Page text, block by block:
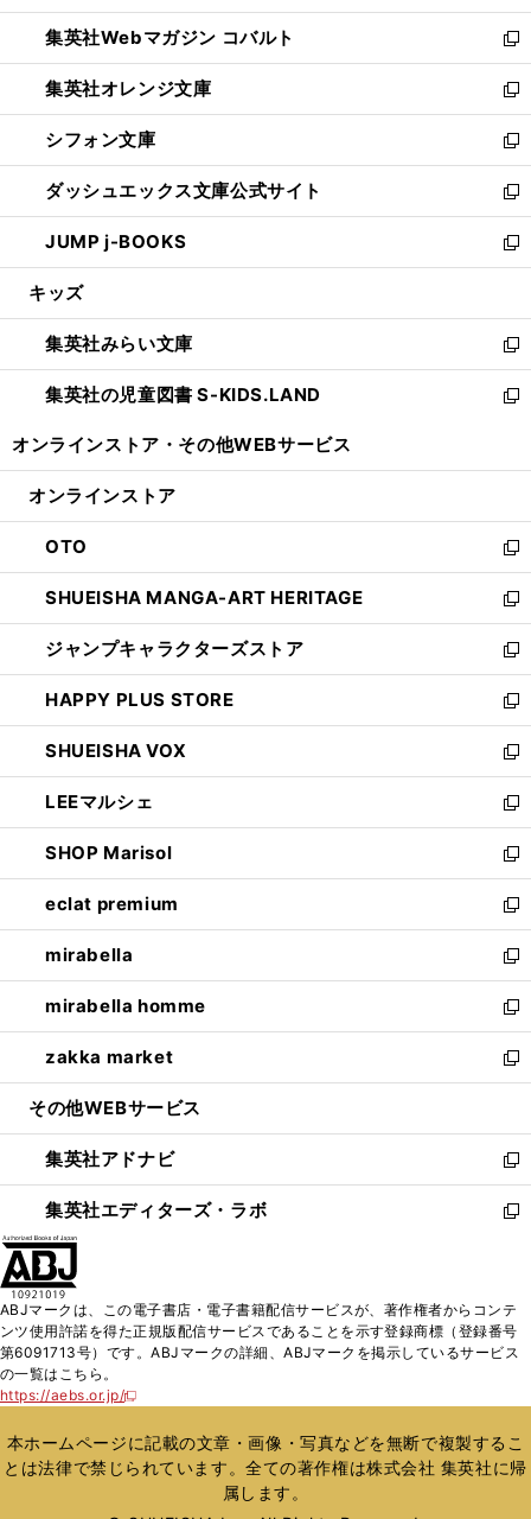
開
く
ウ
で
開
く
ン
ド
ウ
で
開
く
ウ
ィ
ン
ド
ウ
で
開
く
集英社Webマガジン コバルト
新
し
い
ウ
ィ
ン
ド
ウ
で
開
集英社オレンジ文庫
新
し
い
ウ
ィ
ン
ド
ウ
開
く
シフォン文庫
新
し
い
ウ
ィ
ン
ウ
で
開
く
ダッシュエックス文庫公式サイト
新
し
い
ウ
ン
ド
ウ
で
JUMP j-BOOKS
新
し
ウ
ィ
ン
ド
開
キッズ
集英社みらい文庫
新
し
い
ン
ウ
で
開
く
集英社の児童図書 S-KIDS.LAND
新
ウ
ン
ド
ウ
で
開
く
オンラインストア・ その他WEBサービス
オンラインストア
OTO
新
し
い
ウ
ィ
ン
ド
ウ
で
開
く
SHUEISHA MANGA-ART HERITAGE
新
し
い
ウ
ィ
ン
ド
ウ
で
開
く
ジャンプキャラクターズストア
新
し
い
ウ
ィ
ン
ド
ウ
で
開
く
HAPPY PLUS STORE
新
し
い
ウ
ィ
ン
ド
ウ
で
開
く
SHUEISHA VOX
新
し
い
ウ
ィ
ン
ド
ウ
で
開
く
LEEマルシェ
新
し
い
ウ
ィ
ン
ド
ウ
で
開
く
SHOP Marisol
新
し
い
ウ
ィ
ン
ド
ウ
で
開
eclat premium
新
し
い
ウ
ィ
ン
ド
ウ
開
く
mirabella
新
し
い
ウ
ィ
ン
ウ
で
開
く
mirabella homme
新
し
い
ウ
ン
ド
ウ
で
zakka market
新
し
ウ
ィ
ン
ド
く
その他WEBサービス
集英社アドナビ
新
し
い
ド
ウ
で
集英社エディターズ・ラボ
新
ィ
ン
ド
開
く
ABJマークは、この電子書店・電子書籍配信サービスが、著作権者からコンテ
ンツ使用許諾を得た正規版配信サービスであることを示す登録商標（登録番号
第6091713号）です。ABJマークの詳細、ABJマークを掲示しているサービス
の一覧はこちら。
https://aebs.or.jp/
新
い
ウ
ィ
本ホームページに記載の文章・画像・写真などを無断で複製するこ
とは法律で禁じられています。全ての著作権は株式会社 集英社に帰
属します。